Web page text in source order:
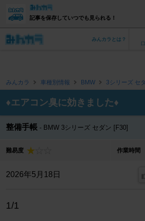
記事を保存していつでも見られる！
みんカラとは？
みんカラ 車種別情報 BMW 3シリーズ セ
♦️エアコン臭に効きました♦️
整備手帳 BMW 3シリーズ セダン [F30]
難易度 作業時間
2026年5月18日
1/1